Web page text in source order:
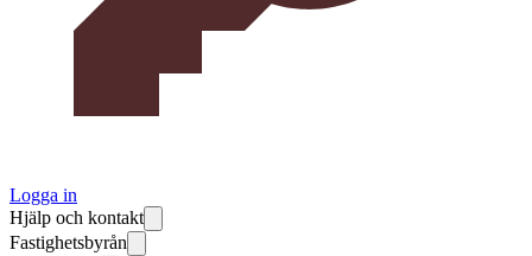
Logga in
Hjälp och kontakt
Fastighetsbyrån